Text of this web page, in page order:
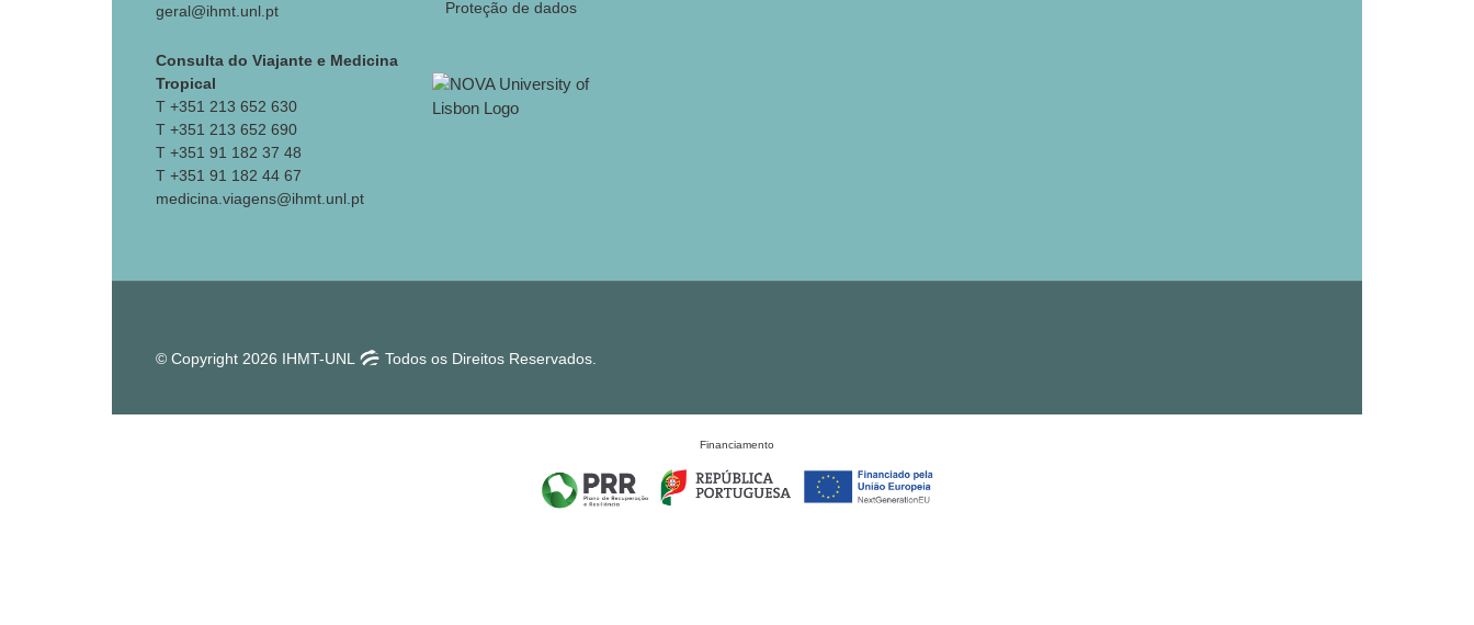
geral@ihmt.unl.pt
Consulta do Viajante e Medicina
Tropical
T +351 213 652 630
T +351 213 652 690
T +351 91 182 37 48
T +351 91 182 44 67
medicina.viagens@ihmt.unl.pt
Proteção de dados
© Copyright 2026 IHMT-UNL Todos os Direitos Reservados.
Financiamento